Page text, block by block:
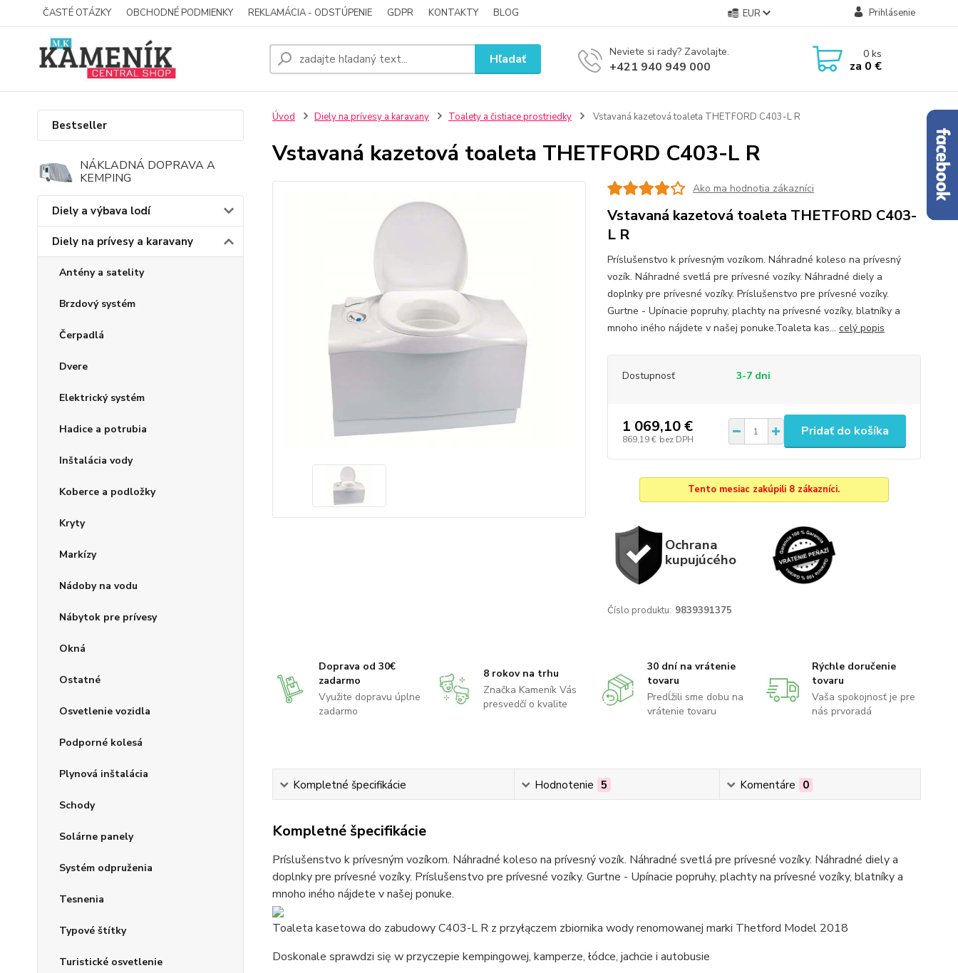
ČASTÉ OTÁZKY OBCHODNÉ PODMIENKY REKLAMÁCIA - ODSTÚPENIE GDPR KONTAKTY BLOG EUR Prihlásenie
Hľadať Neviete si rady? Zavolajte.
+421 940 949 000
0ks
za 0 €
Bestseller
NÁKLADNÁ DOPRAVA A
KEMPING
Diely a výbava lodí
Diely na prívesy a karavany
Antény a satelity
Brzdový systém
Čerpadlá
Dvere
Elektrický systém
Hadice a potrubia
Inštalácia vody
Koberce a podložky
Kryty
Markízy
Nádoby na vodu
Nábytok pre prívesy
Okná
Ostatné
Osvetlenie vozidla
Podporné kolesá
Plynová inštalácia
Schody
Solárne panely
Systém odpruženia
Tesnenia
Typové štítky
Turistické osvetlenie
Úvod Diely na prívesy a karavany Toalety a čistiace prostriedky Vstavaná kazetová toaleta THETFORD C403-L R
Vstavaná kazetová toaleta THETFORD C403-L R
Ako ma hodnotia zákazníci
Vstavaná kazetová toaleta THETFORD C403-
L R
Príslušenstvo k prívesným vozíkom. Náhradné koleso na prívesný
vozík. Náhradné svetlá pre prívesné vozíky. Náhradné diely a
doplnky pre prívesné vozíky. Príslušenstvo pre prívesné vozíky.
Gurtne - Upínacie popruhy, plachty na prívesné vozíky, blatníky a
mnoho iného nájdete v našej ponuke.Toaleta kas... celý popis
Dostupnosť 3-7 dni
1 069,10 €
869,19 € bez DPH
Pridať do košíka
Tento mesiac zakúpili 8 zákazníci.
Ochrana
kupujúcého
Číslo produktu: 9839391375
Doprava od 30€
zadarmo
Využite dopravu úplne
zadarmo
8 rokov na trhu
Značka Kameník Vás
presvedčí o kvalite
30 dní na vrátenie
tovaru
Predĺžili sme dobu na
vrátenie tovaru
Rýchle doručenie
tovaru
Vaša spokojnosť je pre
nás prvoradá
Kompletné špecifikácie Hodnotenie 5 Komentáre 0
Kompletné špecifikácie
Príslušenstvo k prívesným vozíkom. Náhradné koleso na prívesný vozík. Náhradné svetlá pre prívesné vozíky. Náhradné diely a
doplnky pre prívesné vozíky. Príslušenstvo pre prívesné vozíky. Gurtne - Upínacie popruhy, plachty na prívesné vozíky, blatníky a
mnoho iného nájdete v našej ponuke.
Toaleta kasetowa do zabudowy C403-L R z przyłączem zbiornika wody renomowanej marki Thetford Model 2018
Doskonale sprawdzi się w przyczepie kempingowej, kamperze, łódce, jachcie i autobusie